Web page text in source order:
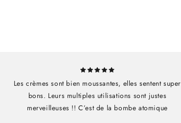
Les crèmes sont bien moussantes, elles sentent super
bons. Leurs multiples utilisations sont justes
merveilleuses !! C’est de la bombe atomique